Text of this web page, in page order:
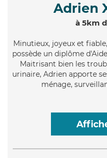
Adrien
à 5km
Minutieux, joyeux et
possède un diplôme
Maitrisant bien les
urinaire, Adrien apporte
ménage,